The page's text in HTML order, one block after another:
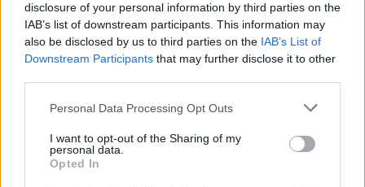
disclosure of your personal information by third parties on the
IAB’s list of downstream participants. This information may
also be disclosed by us to third parties on the IAB’s List of
Downstream Participants that may further disclose it to other
Personal Data Processing Opt Outs
I want to opt-out of the Sharing of my
personal data.
Opted In